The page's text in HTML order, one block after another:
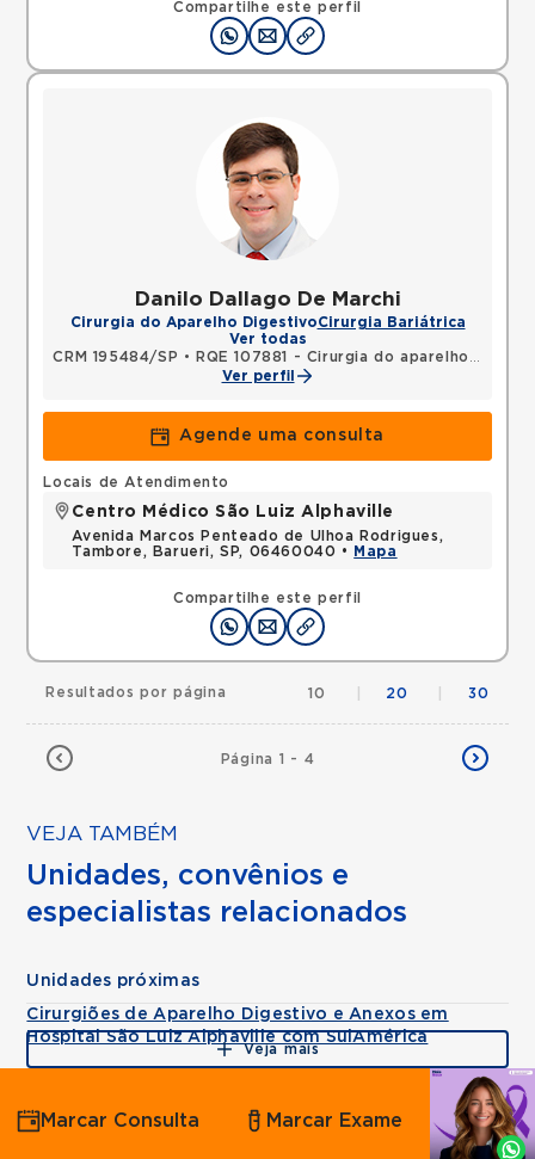
Compartilhe este perfil
Danilo Dallago De Marchi
Cirurgia do Aparelho DigestivoCirurgia Bariátrica
Ver todas
CRM 195484/SP •
RQE 107881 - Cirurgia do aparelho digestivo
Ver perfil
Agende uma consulta
Compartilhe este perfil
Locais de Atendimento
Centro Médico São Luiz Alphaville
Avenida Marcos Penteado de Ulhoa Rodrigues,
Tambore, Barueri, SP, 06460040 •
Mapa
Página 1 - 4
Resultados por página 10 20 30
VEJA TAMBÉM
Unidades, convênios e
especialistas relacionados
Unidades próximas
Cirurgiões de Aparelho Digestivo e Anexos em
Hospital São Luiz Alphaville com SulAmérica
Veja mais
Agende
por
Whatsapp
Marcar Consulta Marcar Exame